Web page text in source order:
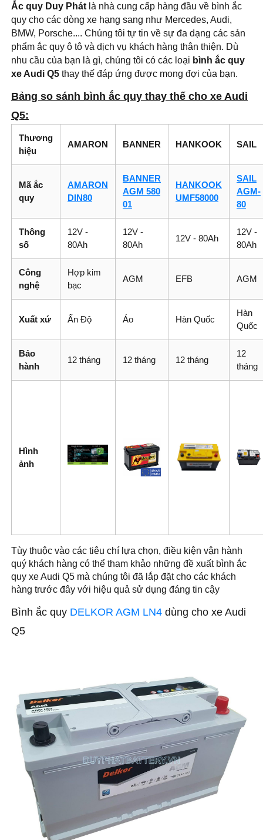
Ắc quy Duy Phát là nhà cung cấp hàng đầu về bình ắc
quy cho các dòng xe hạng sang như Mercedes, Audi,
BMW, Porsche.... Chúng tôi tự tin về sự đa dạng các sản
phẩm ắc quy ô tô và dịch vụ khách hàng thân thiện. Dù
nhu cầu của bạn là gì, chúng tôi có các loại bình ắc quy
xe Audi Q5 thay thế đáp ứng được mong đợi của bạn.
Bảng so sánh bình ắc quy thay thế cho xe Audi
Q5:
Thương
hiệu
AMARON BANNER HANKOOK SAIL
Mã ắc
quy
AMARON
DIN80
BANNER
AGM 580
01
HANKOOK
UMF58000
SAIL
AGM-
80
Thông
số
12V -
80Ah
12V -
80Ah
12V - 80Ah
12V -
80Ah
Công
nghệ
Hợp kim
bạc
AGM EFB AGM
Xuất xứ Ấn Độ Áo Hàn Quốc
Hàn
Quốc
Bảo
hành
12 tháng 12 tháng 12 tháng
12
tháng
Hình
ảnh
Tùy thuộc vào các tiêu chí lựa chọn, điều kiện vận hành
quý khách hàng có thể tham khảo những đề xuất bình ắc
quy xe Audi Q5 mà chúng tôi đã lắp đặt cho các khách
hàng trước đây với hiệu quả sử dụng đáng tin cậy
Bình ắc quy DELKOR AGM LN4 dùng cho xe Audi
Q5